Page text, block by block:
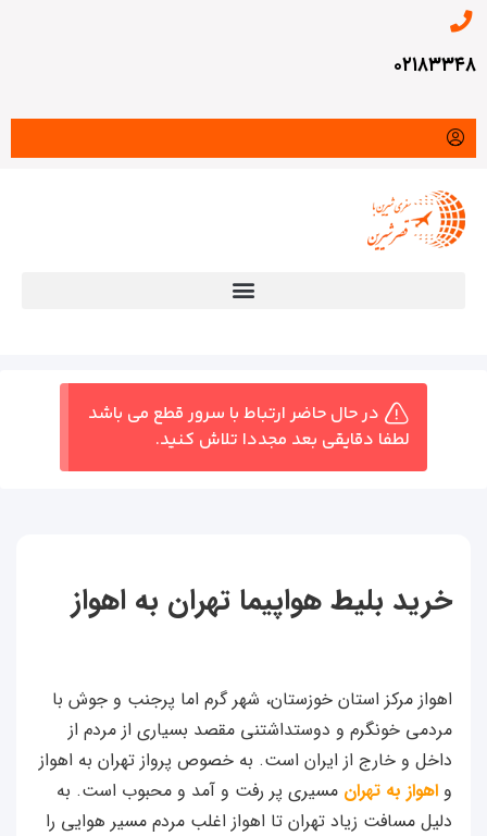
۰۲۱۸۳۳۴۸
در حال حاضر ارتباط با سرور قطع می باشد
لطفا دقایقی بعد مجددا تلاش کنید.
خرید بلیط هواپیما تهران به اهواز
اهواز مرکز استان خوزستان،‌ شهر گرم اما پرجنب و جوش با
مردمی خونگرم و دوستداشتنی مقصد بسیاری از مردم از
داخل و خارج از ایران است. به خصوص پرواز تهران به اهواز
و اهواز به تهران مسیری پر رفت و آمد و محبوب است. به
دلیل مسافت زیاد تهران تا اهواز اغلب مردم مسیر هوایی را